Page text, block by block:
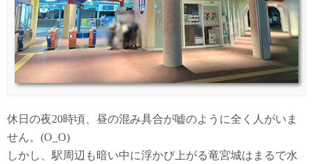
休日の夜20時頃、昼の混み具合が嘘のように全く人がいま
せん。(O_O)
しかし、駅周辺も暗い中に浮かび上がる竜宮城はまるで水